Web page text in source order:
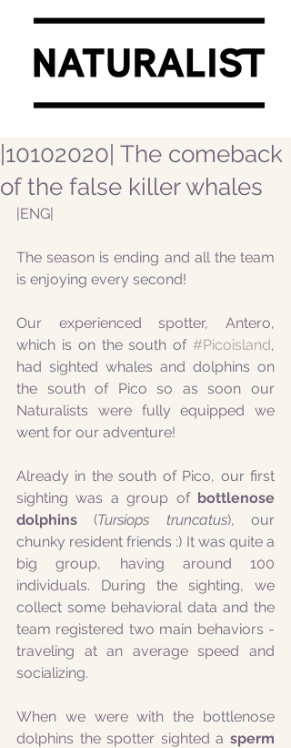
|10102020| The comeback
of the false killer whales
|ENG|
The season is ending and all the team
is enjoying every second!
Our experienced spotter, Antero,
which is on the south of #Picoisland,
had sighted whales and dolphins on
the south of Pico so as soon our
Naturalists were fully equipped we
went for our adventure!
Already in the south of Pico, our first
sighting was a group of bottlenose
dolphins (Tursiops truncatus), our
chunky resident friends :) It was quite a
big group, having around 100
individuals. During the sighting, we
collect some behavioral data and the
team registered two main behaviors -
traveling at an average speed and
socializing.
When we were with the bottlenose
dolphins the spotter sighted a sperm